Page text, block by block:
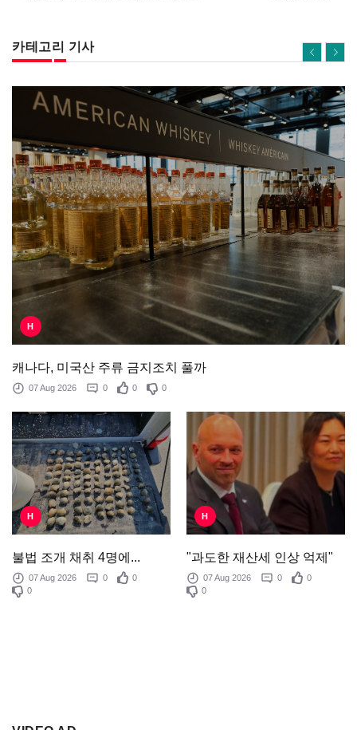
카테고리 기사
H
캐나다, 미국산 주류 금지조치 풀까
07 Aug 2026 0 0 0
H
불법 조개 채취 4명에...
07 Aug 2026 0
0
0
H
"과도한 재산세 인상 억제"
07 Aug 2026 0
0
0